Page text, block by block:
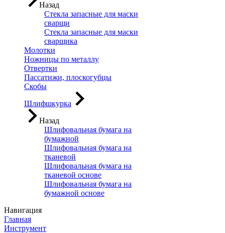
Назад
Стекла запасные для маски
сварщи
Стекла запасные для маски
сварщика
Молотки
Ножницы по металлу
Отвертки
Пассатижи, плоскогубцы
Скобы
Шлифшкурка
Назад
Шлифовальная бумага на
бумажной
Шлифовальная бумага на
тканевой
Шлифовальная бумага на
тканевой основе
Шлифовальная бумага на
бумажной основе
Навигация
Главная
Инструмент